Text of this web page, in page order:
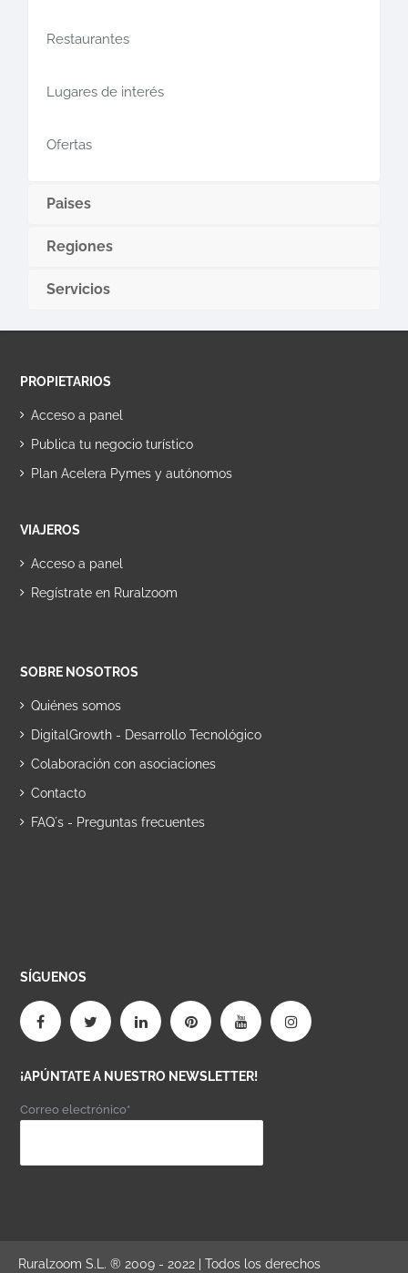
Restaurantes
Lugares de interés
Ofertas
Paises
Regiones
Servicios
PROPIETARIOS
Acceso a panel
Publica tu negocio turístico
Plan Acelera Pymes y autónomos
VIAJEROS
Acceso a panel
Regístrate en Ruralzoom
SOBRE NOSOTROS
Quiénes somos
DigitalGrowth - Desarrollo Tecnológico
Colaboración con asociaciones
Contacto
FAQ´s - Preguntas frecuentes
SÍGUENOS
¡APÚNTATE A NUESTRO NEWSLETTER!
Correo electrónico*
Ruralzoom S.L. ® 2009 - 2022 | Todos los derechos